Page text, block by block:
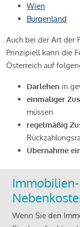
Wien
Burgenland
Auch bei der Art der
Prinzipiell kann die
Österreich auf
Darlehen in
einmaliger
müssen
regelmäßig
Übernahme
Wenn Sie den